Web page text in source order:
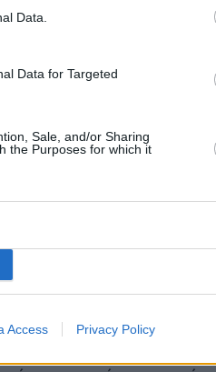
Data.
Data for Targeted
Sale, and/or Sharing
the Purposes for which it
Access Privacy Policy
των Συντηρητικών
του Μπέρκοου
τους βουλευτές να
τον Μπέρκοου
και άλλοι για
«σκληρούς»
πάγωμα της εξόδου υπό